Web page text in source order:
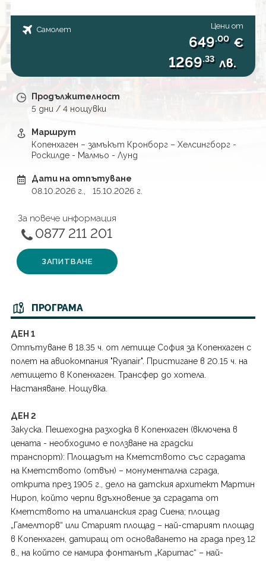
Екскурзии до Кипър
Екскурзии до Турция
Екскурзии до Малта
Екскурзии до Прибалтика
Екскурзии до Франция
Екскурзии до Чехия
Исландия
Мавриций
Малдиви
Непал
САЩ
Сейшели
Япония
Самолет Цени от
649.00 €
1269.33 лв.
Продължителност
5дни / 4нощувки
Маршрут
Копенхаген – замъкът Кронборг – Хелсингборг -
Роскилде - Малмьо - Лунд
Дати на отпътуване
08.10.2026г., 15.10.2026г.
За повече информация
0877 211 201
ЗАПИТВАНЕ
ПРОГРАМА
ДЕН 1
Отпътуване в 18.35 ч. от летище София за Копенхаген с
полет на авиокомпания "Ryanair". Пристигане в 20.15 ч. на
летището в Копенхаген. Трансфер до хотела.
Настаняване. Нощувка.
ДЕН 2
Закуска. Пешеходна разходка в Копенхаген (включена в
цената - необходимо е ползване на градски
транспорт): Площадът на Кметството със сградата
на Кметството (отвън) – монументална сграда,
открита през 1905 г., дело на датския архитект Мартин
Нироп, който черпи вдъхновение за сградата от
Кметството на италианския град Сиена; площад
„Гамелторв“ или Старият площад – най-старият площад
в Копенхаген, датиращ от основаването на града през 12
в., на който се намира фонтанът „Каритас“ – най-